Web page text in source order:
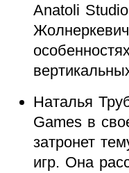
Anatoli
Наталья
Games в
затронет
игр. Она